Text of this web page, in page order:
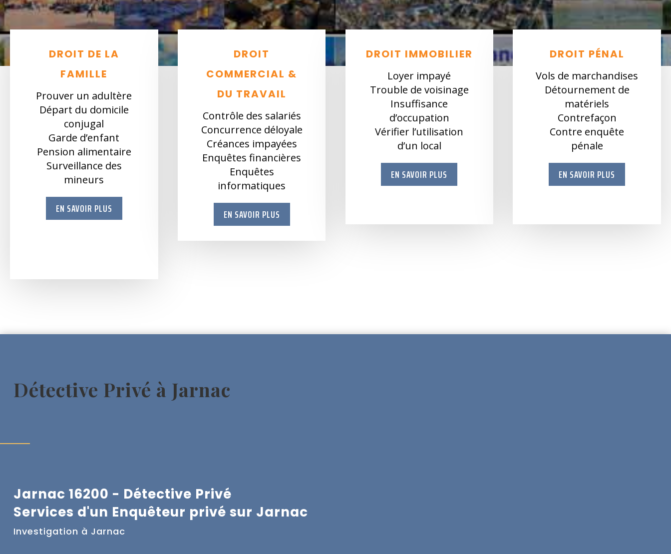
DROIT DE LA
FAMILLE
Prouver un adultère
Départ du domicile
conjugal
Garde d’enfant
Pension alimentaire
Surveillance des
mineurs
EN SAVOIR PLUS
DROIT
COMMERCIAL &
DU TRAVAIL
Contrôle des salariés
Concurrence déloyale
Créances impayées
Enquêtes financières
Enquêtes
informatiques
EN SAVOIR PLUS
DROIT IMMOBILIER
Loyer impayé
Trouble de voisinage
Insuffisance
d’occupation
Vérifier l’utilisation
d’un local
EN SAVOIR PLUS
DROIT PÉNAL
Vols de marchandises
Détournement de
matériels
Contrefaçon
Contre enquête
pénale
EN SAVOIR PLUS
Détective Privé à Jarnac
Jarnac 16200 - Détective Privé
Services d'un Enquêteur privé sur Jarnac
Investigation à Jarnac